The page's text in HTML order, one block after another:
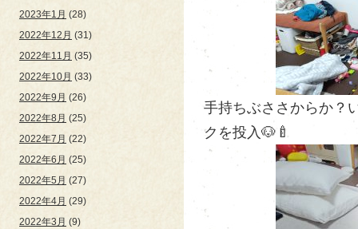
2023年1月 (28)
2022年12月 (31)
2022年11月 (35)
2022年10月 (33)
2022年9月 (26)
2022年8月 (25)
2022年7月 (22)
2022年6月 (25)
2022年5月 (27)
2022年4月 (29)
2022年3月 (9)
手持ちぶささからか？
クを投入🐶🍼